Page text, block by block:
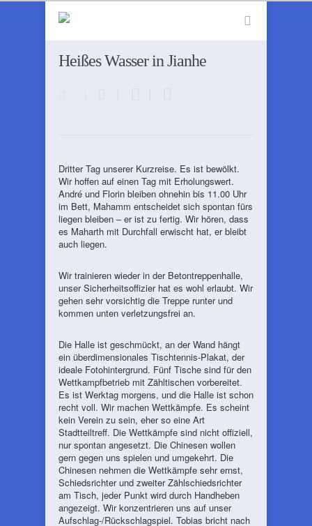
Heißes Wasser in Jianhe
Dritter Tag unserer Kurzreise. Es ist bewölkt.
Wir hoffen auf einen Tag mit Erholungswert.
André und Florin bleiben ohnehin bis 11.00 Uhr
im Bett, Mahamm entscheidet sich spontan fürs
liegen bleiben – er ist zu fertig. Wir hören, dass
es Maharth mit Durchfall erwischt hat, er bleibt
auch liegen.
Wir trainieren wieder in der Betontreppenhalle,
unser Sicherheitsoffizier hat es wohl erlaubt. Wir
gehen sehr vorsichtig die Treppe runter und
kommen unten verletzungsfrei an.
Die Halle ist geschmückt, an der Wand hängt
ein überdimensionales Tischtennis-Plakat, der
ideale Fotohintergrund. Fünf Tische sind für den
Wettkampfbetrieb mit Zähltischen vorbereitet.
Es ist Werktag morgens, und die Halle ist schon
recht voll. Wir machen Wettkämpfe. Es scheint
kein Verein zu sein, eher so eine Art
Stadtteiltreff. Die Wettkämpfe sind nicht offiziell,
nur spontan angesetzt. Die Chinesen wollen
gern gegen uns spielen und umgekehrt. Die
Chinesen nehmen die Wettkämpfe sehr ernst,
Schiedsrichter und zweiter Zählschiedsrichter
am Tisch, jeder Punkt wird durch Handheben
angezeigt. Wir konzentrieren uns auf unser
Aufschlag-/Rückschlagspiel. Tobias bricht nach